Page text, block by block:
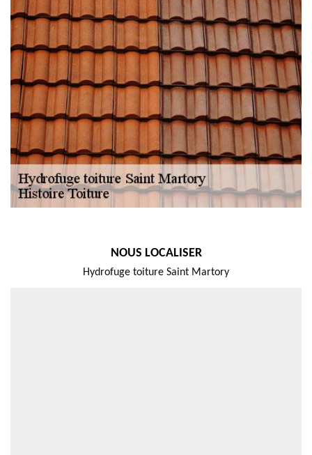
NOUS LOCALISER
Hydrofuge toiture Saint Martory